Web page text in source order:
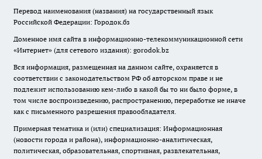
Перевод наименования (названия) на государственный язык
Российской Федерации: Городок.бз
Доменное имя сайта в информационно-телекоммуникационной сети
«Интернет» (для сетевого издания): gorodok.bz
Вся информация, размещенная на данном сайте, охраняется в
соответствии с законодательством РФ об авторском праве и не
подлежит использованию кем-либо в какой бы то ни было форме, в
том числе воспроизведению, распространению, переработке не иначе
как с письменного разрешения правообладателя.
Примерная тематика и (или) специализация: Информационная
(новости города и района), информационно-аналитическая,
политическая, образовательная, спортивная, развлекательная,